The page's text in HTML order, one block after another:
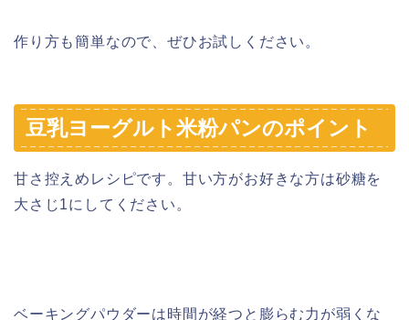
作り方も簡単なので、ぜひお試しください。
豆乳ヨーグルト米粉パンのポイント
甘さ控えめレシピです。甘い方がお好きな方は砂糖を
大さじ1にしてください。
ベーキングパウダーは時間が経つと膨らむ力が弱くな